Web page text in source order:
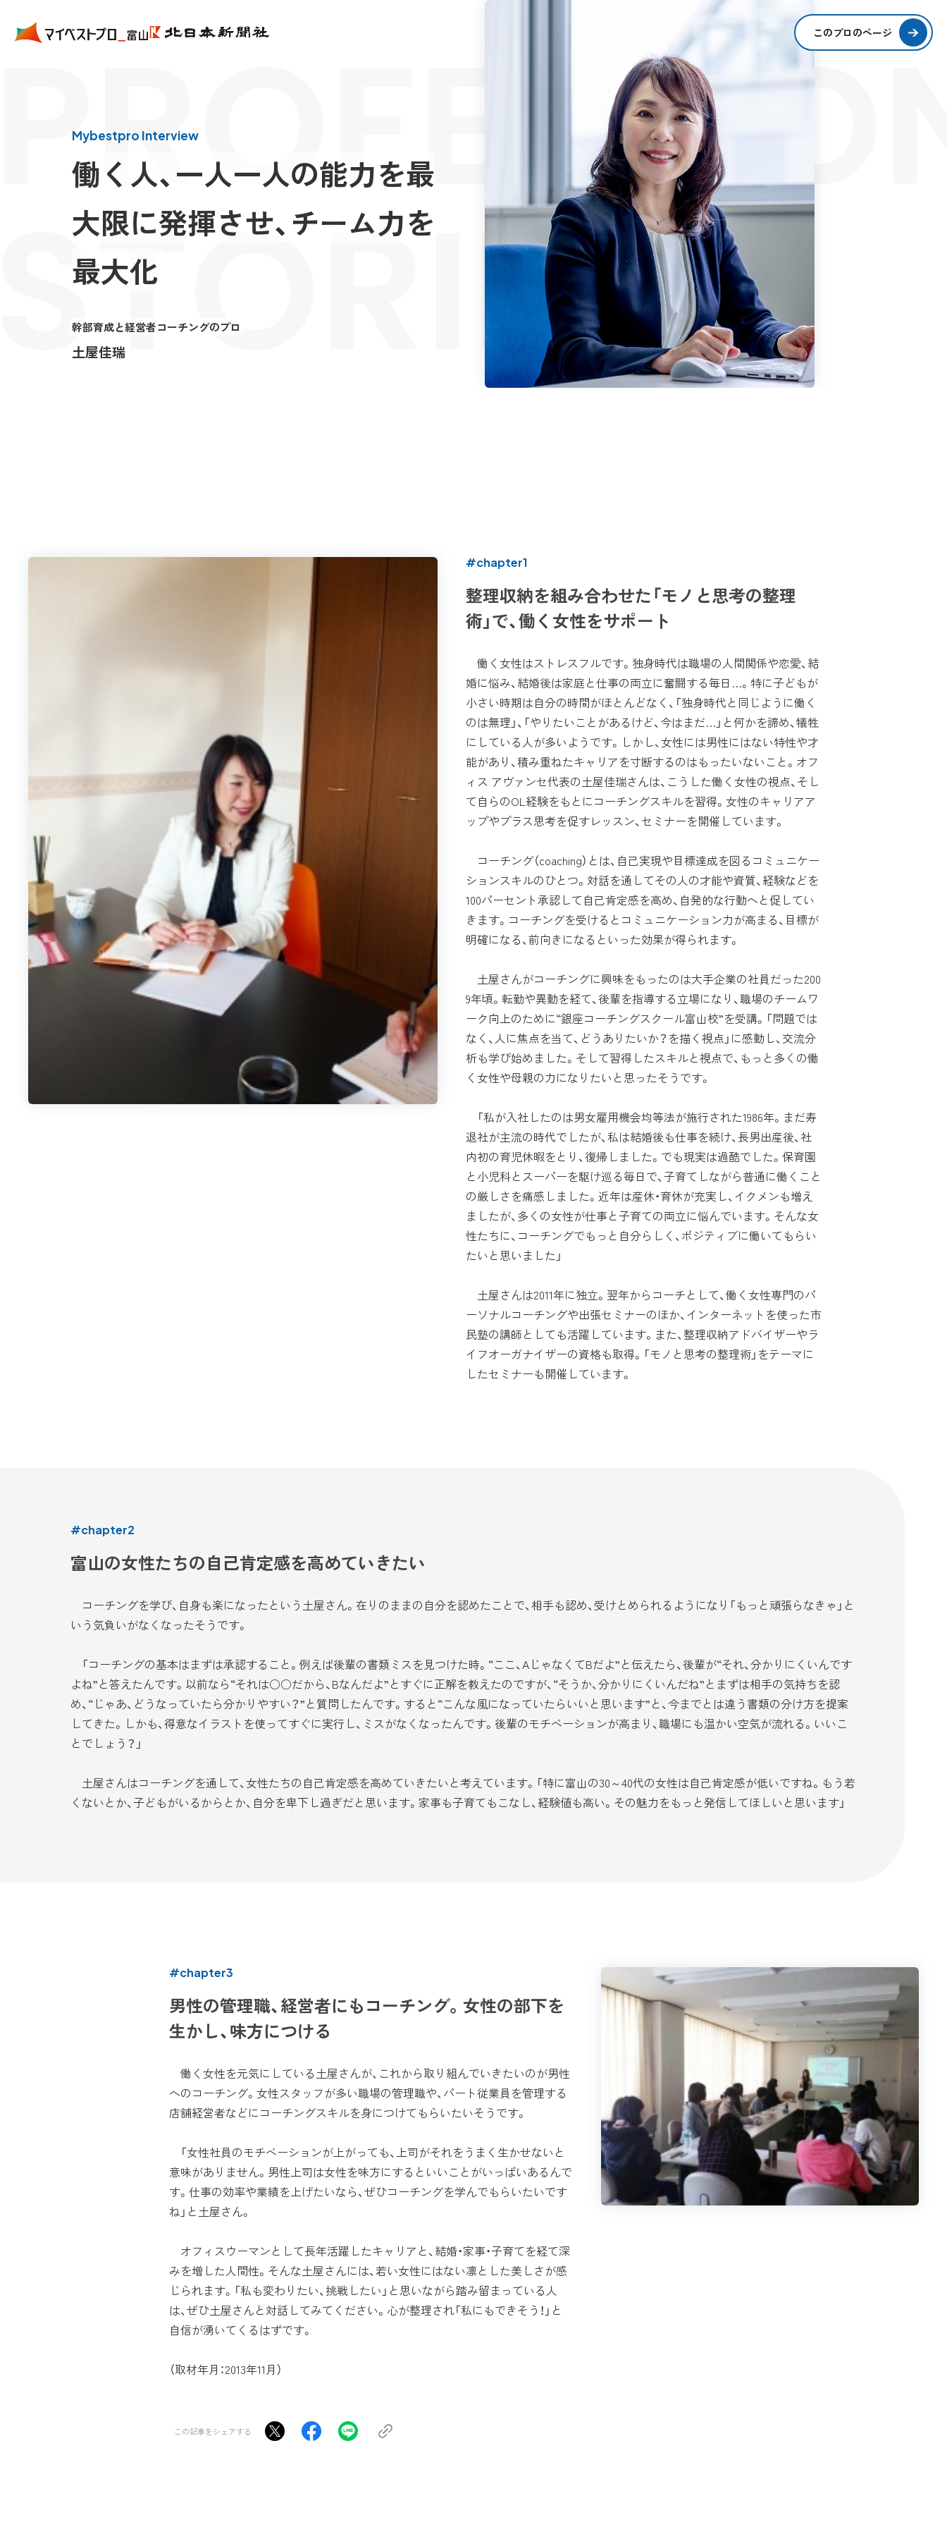
このプロのページ
Mybestpro Interview
働く人、一人一人の能力を最
大限に発揮させ、チーム力を
最大化
幹部育成と経営者コーチングのプロ
土屋佳瑞
#chapter1
整理収納を組み合わせた「モノと思考の整理
術」で、働く女性をサポート
働く女性はストレスフルです。独身時代は職場の人間関係や恋愛、結
婚に悩み、結婚後は家庭と仕事の両立に奮闘する毎日…。特に子どもが
小さい時期は自分の時間がほとんどなく、「独身時代と同じように働く
のは無理」、「やりたいことがあるけど、今はまだ…」と何かを諦め、犠牲
にしている人が多いようです。しかし、女性には男性にはない特性や才
能があり、積み重ねたキャリアを寸断するのはもったいないこと。オフ
ィス アヴァンセ代表の土屋佳瑞さんは、こうした働く女性の視点、そし
て自らのOL経験をもとにコーチングスキルを習得。女性のキャリアア
ップやプラス思考を促すレッスン、セミナーを開催しています。
コーチング（coaching）とは、自己実現や目標達成を図るコミュニケー
ションスキルのひとつ。対話を通してその人の才能や資質、経験などを
100パーセント承認して自己肯定感を高め、自発的な行動へと促してい
きます。コーチングを受けるとコミュニケーション力が高まる、目標が
明確になる、前向きになるといった効果が得られます。
土屋さんがコーチングに興味をもったのは大手企業の社員だった200
9年頃。転勤や異動を経て、後輩を指導する立場になり、職場のチームワ
ーク向上のために“銀座コーチングスクール富山校”を受講。「問題では
なく、人に焦点を当て、どうありたいか？を描く視点」に感動し、交流分
析も学び始めました。そして習得したスキルと視点で、もっと多くの働
く女性や母親の力になりたいと思ったそうです。
「私が入社したのは男女雇用機会均等法が施行された1986年。まだ寿
退社が主流の時代でしたが、私は結婚後も仕事を続け、長男出産後、社
内初の育児休暇をとり、復帰しました。でも現実は過酷でした。保育園
と小児科とスーパーを駆け巡る毎日で、子育てしながら普通に働くこと
の厳しさを痛感しました。近年は産休・育休が充実し、イクメンも増え
ましたが、多くの女性が仕事と子育ての両立に悩んでいます。そんな女
性たちに、コーチングでもっと自分らしく、ポジティブに働いてもらい
たいと思いました」
土屋さんは2011年に独立。翌年からコーチとして、働く女性専門のパ
ーソナルコーチングや出張セミナーのほか、インターネットを使った市
民塾の講師としても活躍しています。また、整理収納アドバイザーやラ
イフオーガナイザーの資格も取得。「モノと思考の整理術」をテーマに
したセミナーも開催しています。
#chapter2
富山の女性たちの自己肯定感を高めていきたい
コーチングを学び、自身も楽になったという土屋さん。在りのままの自分を認めたことで、相手も認め、受けとめられるようになり「もっと頑張らなきゃ」と
いう気負いがなくなったそうです。
「コーチングの基本はまずは承認すること。例えば後輩の書類ミスを見つけた時。“ここ、AじゃなくてBだよ”と伝えたら、後輩が“それ、分かりにくいんです
よね”と答えたんです。以前なら“それは○○だから、Bなんだよ”とすぐに正解を教えたのですが、“そうか、分かりにくいんだね”とまずは相手の気持ちを認
め、“じゃあ、どうなっていたら分かりやすい？”と質問したんです。すると“こんな風になっていたらいいと思います”と、今までとは違う書類の分け方を提案
してきた。しかも、得意なイラストを使ってすぐに実行し、ミスがなくなったんです。後輩のモチベーションが高まり、職場にも温かい空気が流れる。いいこ
とでしょう？」
土屋さんはコーチングを通して、女性たちの自己肯定感を高めていきたいと考えています。「特に富山の30～40代の女性は自己肯定感が低いですね。もう若
くないとか、子どもがいるからとか、自分を卑下し過ぎだと思います。家事も子育てもこなし、経験値も高い。その魅力をもっと発信してほしいと思います」
#chapter3
男性の管理職、経営者にもコーチング。女性の部下を
生かし、味方につける
働く女性を元気にしている土屋さんが、これから取り組んでいきたいのが男性
へのコーチング。女性スタッフが多い職場の管理職や、パート従業員を管理する
店舗経営者などにコーチングスキルを身につけてもらいたいそうです。
「女性社員のモチベーションが上がっても、上司がそれをうまく生かせないと
意味がありません。男性上司は女性を味方にするといいことがいっぱいあるんで
す。仕事の効率や業績を上げたいなら、ぜひコーチングを学んでもらいたいです
ね」と土屋さん。
オフィスウーマンとして長年活躍したキャリアと、結婚・家事・子育てを経て深
みを増した人間性。そんな土屋さんには、若い女性にはない凛とした美しさが感
じられます。「私も変わりたい、挑戦したい」と思いながら踏み留まっている人
は、ぜひ土屋さんと対話してみてください。心が整理され「私にもできそう！」と
自信が湧いてくるはずです。
（取材年月：2013年11月）
この記事をシェアする